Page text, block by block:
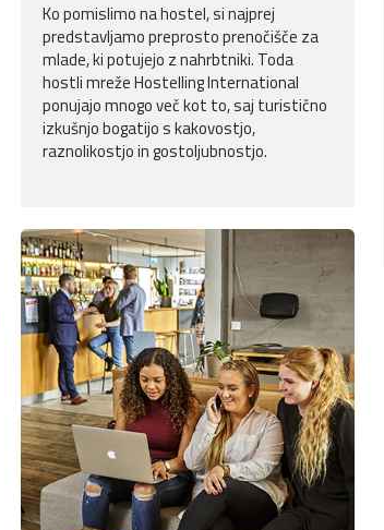
Ko pomislimo na hostel, si najprej
predstavljamo preprosto prenočišče za
mlade, ki potujejo z nahrbtniki. Toda
hostli mreže Hostelling International
ponujajo mnogo več kot to, saj turistično
izkušnjo bogatijo s kakovostjo,
raznolikostjo in gostoljubnostjo.